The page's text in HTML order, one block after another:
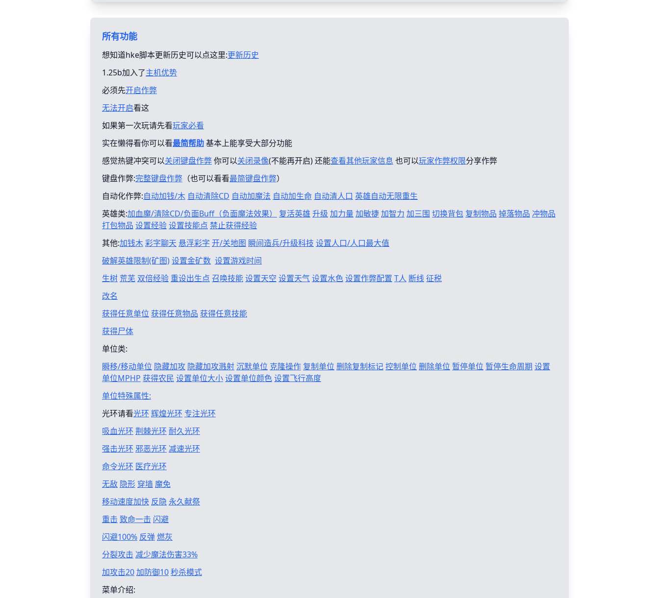
所有功能
想知道hke脚本更新历史可以点这里:更新历史
1.25b加入了主机优势
必须先开启作弊
无法开启看这
如果第一次玩请先看玩家必看
实在懒得看你可以看最简帮助基本上能享受大部分功能
感觉热键冲突可以关闭键盘作弊你可以关闭录像(不能再开启) 还能查看其他玩家信息 也可以玩家作弊权限分享作弊
键盘作弊:完整键盘作弊 （也可以看看最简键盘作弊）
自动化作弊:自动加钱/木 自动清除CD 自动加魔法 自动加生命 自动清人口 英雄自动无限重生
英雄类:加血魔/清除CD/负面Buff（负面魔法效果） 复活英雄 升级 加力量 加敏捷加智力 加三围 切换背包 复制物品 掉落物品 冲物品
打包物品 设置经验设置技能点 禁止获得经验
其他:加钱木彩字聊天 悬浮彩字 开/关地图 瞬间造兵/升级科技 设置人口/人口最大值
破解英雄限制(矿图)设置金矿数 设置游戏时间
生树 荒芜 双倍经验 重设出生点 召唤技能设置天空 设置天气设置水色设置作弊配置 T人 断线征税
改名
获得任意单位 获得任意物品 获得任意技能
获得尸体
单位类:
瞬移/移动单位 隐藏加攻 隐藏加攻溅射沉默单位 克隆操作 复制单位 删除复制标记控制单位 删除单位 暂停单位 暂停生命周期 设置
单位MPHP 获得农民 设置单位大小设置单位颜色设置飞行高度
单位特殊属性:
光环请看光环 辉煌光环 专注光环
吸血光环 荆棘光环 耐久光环
强击光环 邪恶光环 减速光环
命令光环 医疗光环
无敌 隐形 穿墙 魔免
移动速度加快 反隐 永久献祭
重击 致命一击 闪避
闪避100% 反弹燃灰
分裂攻击 减少魔法伤害33%
加攻击20加防御10秒杀模式
菜单介绍: